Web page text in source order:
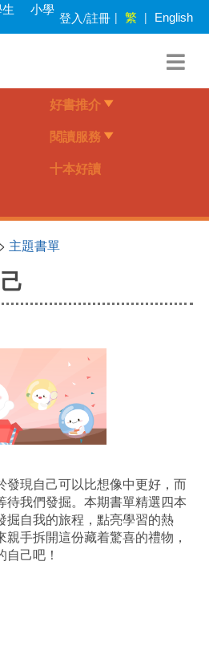
小學 登入/註冊 | 繁 | English
好書推介
閱讀服務
十本好讀
主題書單
發現自己可以比想像中更好，而
待我們發掘。本期書單精選四本
掘自我的旅程，點亮學習的熱
手拆開這份藏着驚喜的禮物，
己吧！